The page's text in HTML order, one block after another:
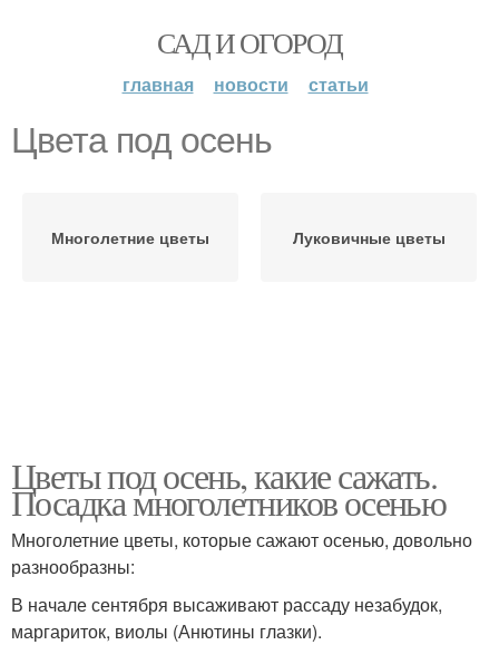
САД И ОГОРОД
главная новости статьи
Цвета под осень
Многолетние цветы Луковичные цветы
Цветы под осень, какие сажать.
Посадка многолетников осенью
Многолетние цветы, которые сажают осенью, довольно
разнообразны:
В начале сентября высаживают рассаду незабудок,
маргариток, виолы (Анютины глазки).